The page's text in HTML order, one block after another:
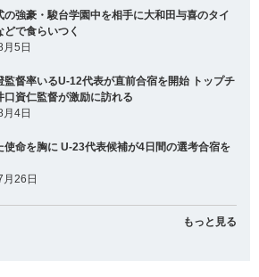
の強豪・駿台学園中を相手に大和田与喜のタイ
どで食らいつく
5日
監督率いるU-12代表が直前合宿を開始 トップチ
口資仁監督が激励に訪れる
4日
使命を胸に U-23代表候補が4日間の選考合宿を
26日
もっと見る